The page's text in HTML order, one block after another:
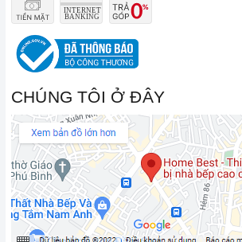
CHÚNG TÔI Ở ĐÂY